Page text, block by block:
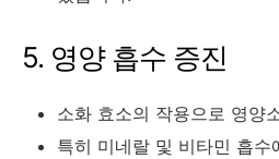
5. 영양 흡수 증진
소화 효소의 작용으로 영양
특히 미네랄 및 비타민 흡수